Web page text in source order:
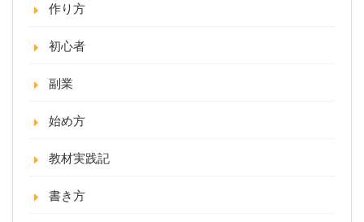
作り方
初心者
副業
始め方
教材実践記
書き方